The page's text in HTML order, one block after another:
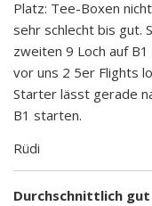
Platz: Tee-Boxen
sehr schlecht bis gut.
zweiten 9 Loch auf
vor uns 2 5er Flights
Starter lässt gerade
B1 starten.
Rüdi
Durchschnittlich gut